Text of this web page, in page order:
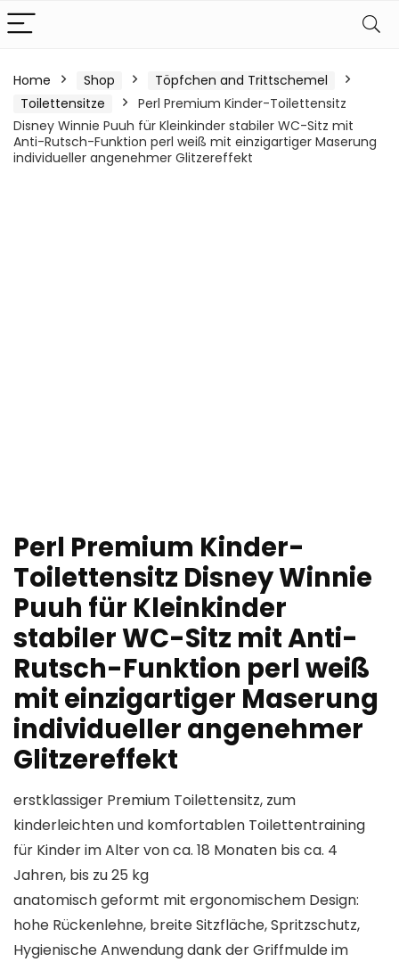
Home Shop
Töpfchen and Trittschemel
Toilettensitze
Perl Premium Kinder-Toilettensitz
Disney Winnie Puuh für Kleinkinder stabiler WC-Sitz mit
Anti-Rutsch-Funktion perl weiß mit einzigartiger Maserung
individueller angenehmer Glitzereffekt
Perl Premium Kinder-
Toilettensitz Disney Winnie
Puuh für Kleinkinder
stabiler WC-Sitz mit Anti-
Rutsch-Funktion perl weiß
mit einzigartiger Maserung
individueller angenehmer
Glitzereffekt
erstklassiger Premium Toilettensitz, zum
kinderleichten und komfortablen Toilettentraining
für Kinder im Alter von ca. 18 Monaten bis ca. 4
Jahren, bis zu 25 kg
anatomisch geformt mit ergonomischem Design:
hohe Rückenlehne, breite Sitzfläche, Spritzschutz,
Hygienische Anwendung dank der Griffmulde im